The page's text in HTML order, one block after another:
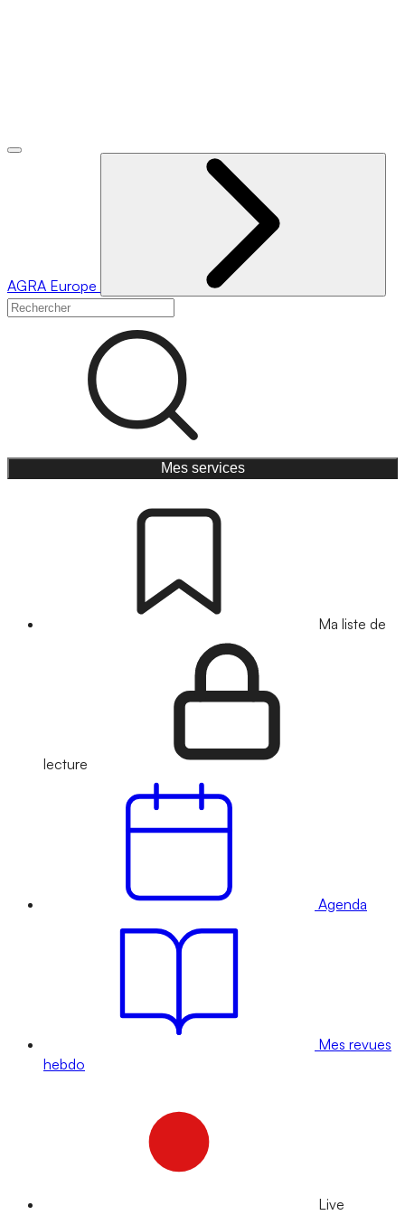
AGRA Europe
Mes services
Ma liste de
lecture
Agenda
Mes revues
hebdo
Live